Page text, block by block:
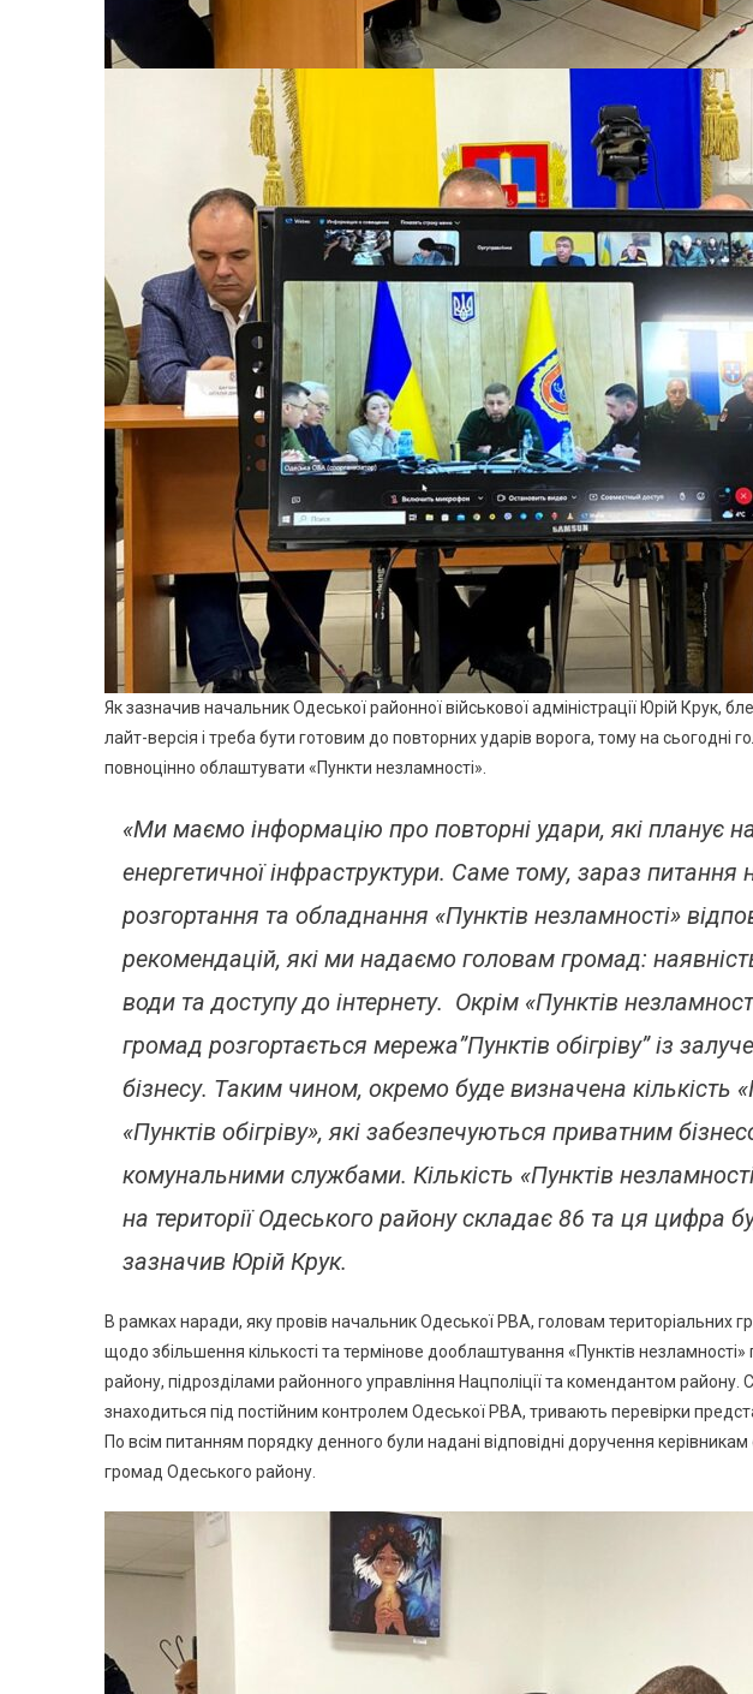
Як зазначив начальник Одеської районної військової адміністрації Юрій Крук,
лайт-версія і треба бути готовим до повторних ударів ворога, тому на сьогодні
повноцінно облаштувати «Пункти незламності».
«Ми маємо інформацію про повторні удари, які планує
енергетичної інфраструктури. Саме тому, зараз
розгортання та обладнання «Пунктів незламності»
рекомендацій, які ми надаємо головам громад:
води та доступу до інтернету. Окрім «Пунктів
громад розгортається мережа”Пунктів обігріву” із
бізнесу. Таким чином, окремо буде визначена кількість
«Пунктів обігріву», які забезпечуються приватним
комунальними службами. Кількість «Пунктів
на території Одеського району складає 86 та ця цифра
зазначив Юрій Крук.
В рамках наради, яку провів начальник Одеської РВА, головам територіальних
щодо збільшення кількості та термінове дооблаштування «Пунктів
району, підрозділами районного управління Нацполіції та комендантом району.
знаходиться під постійним контролем Одеської РВА, тривають перевірки
По всім питанням порядку денного були надані відповідні доручення керівникам
громад Одеського району.